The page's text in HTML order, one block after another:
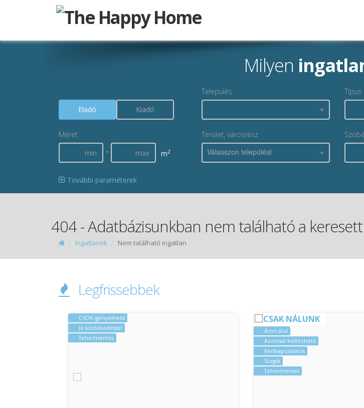
Milyen
Eladó Kiadó
Település Típus
Méret
-
m2
Terület, városrész
Válasszon települést
További paraméterek
404 - Adatbázisunkban nem található a
Ingatlanok Nem található ingatlan
Legfrissebbek
CSOK igényelhető
Jó közlekedéssel
Tehermentes
CSAK NÁLUNK
Áron alul
Azonnal költözhető
Kertkapcsolatos
Sürgős
Tehermentes